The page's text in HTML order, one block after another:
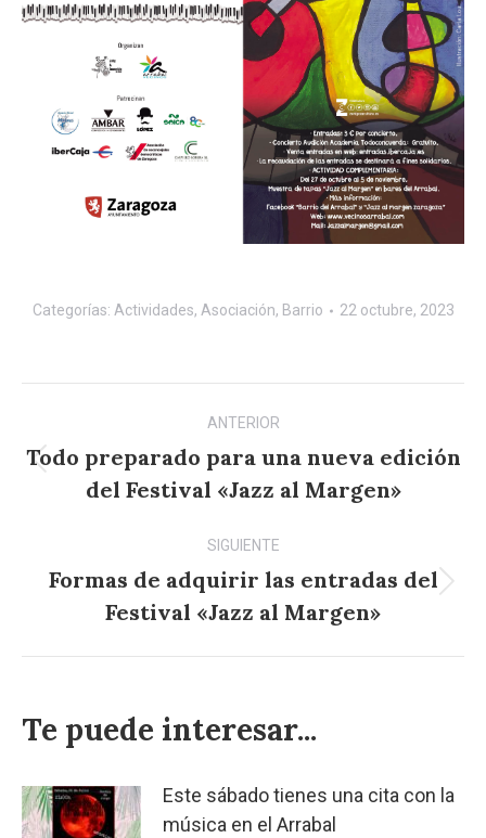
Categorías: Actividades, Asociación, Barrio 22 octubre, 2023
Navegación
entre
publicaciones
ANTERIOR
Publicación
anterior:
Todo preparado para una nueva edición
del Festival «Jazz al Margen»
SIGUIENTE
Publicación
siguiente:
Formas de adquirir las entradas del
Festival «Jazz al Margen»
Te puede interesar...
Este sábado tienes una cita con la
música en el Arrabal